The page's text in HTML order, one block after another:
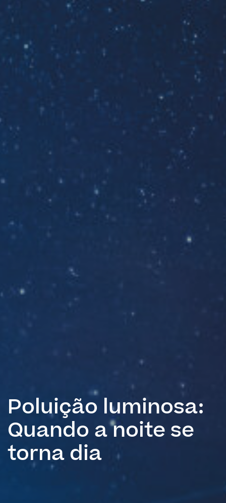
Planos Diretores de Iluminação do
Concelho
EN
Poluição luminosa:
Quando a noite se
torna dia